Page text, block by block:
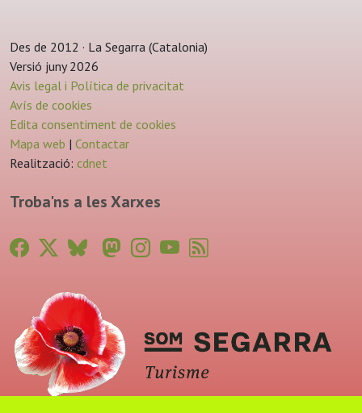
Des de 2012 · La Segarra (Catalonia)
Versió juny 2026
Avis legal i Política de privacitat
Avís de cookies
Edita consentiment de cookies
Mapa web | Contactar
Realització: cdnet
Troba'ns a les Xarxes